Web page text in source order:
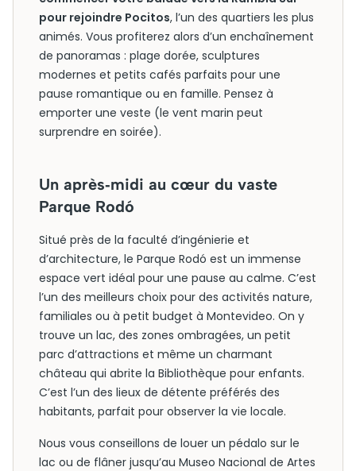
pour rejoindre Pocitos, l’un des quartiers les plus
animés. Vous profiterez alors d’un enchaînement
de panoramas : plage dorée, sculptures
modernes et petits cafés parfaits pour une
pause romantique ou en famille. Pensez à
emporter une veste (le vent marin peut
surprendre en soirée).
Un après‑midi au cœur du vaste
Parque Rodó
Situé près de la faculté d’ingénierie et
d’architecture, le Parque Rodó est un immense
espace vert idéal pour une pause au calme. C’est
l’un des meilleurs choix pour des activités nature,
familiales ou à petit budget à Montevideo. On y
trouve un lac, des zones ombragées, un petit
parc d’attractions et même un charmant
château qui abrite la Bibliothèque pour enfants.
C’est l’un des lieux de détente préférés des
habitants, parfait pour observer la vie locale.
Nous vous conseillons de louer un pédalo sur le
lac ou de flâner jusqu’au Museo Nacional de Artes